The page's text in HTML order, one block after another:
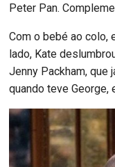
Peter Pan.
Com o bebé ao colo,
lado, Kate
Jenny Packham, que
quando teve George,